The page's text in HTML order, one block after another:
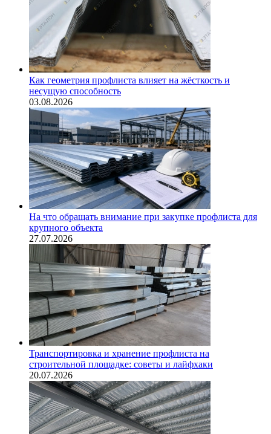
Как геометрия профлиста влияет на жёсткость и
несущую способность
03.08.2026
На что обращать внимание при закупке профлиста для
крупного объекта
27.07.2026
Транспортировка и хранение профлиста на
строительной площадке: советы и лайфхаки
20.07.2026